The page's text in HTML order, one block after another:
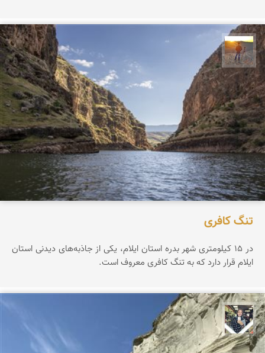
مهدی مخلصیان
تنگ کافری
در ۱۵ کیلومتری شهر بدره استان ایلام، یکی از جاذبه‌های دیدنی استان
ایلام قرار دارد که به تنگ کافری معروف است.
فاطمه جداری